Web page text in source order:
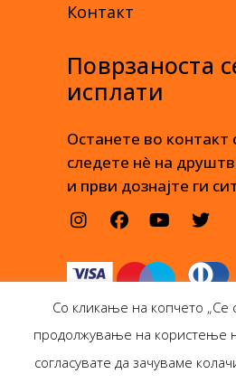
Контакт
Поврзаноста
исплати
Останете во контакт
следете нè на
и први дознајте ги
Со кликање на копчето „Се
продолжување на користење
согласувате да зачуваме